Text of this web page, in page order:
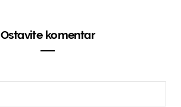
Ostavite komentar